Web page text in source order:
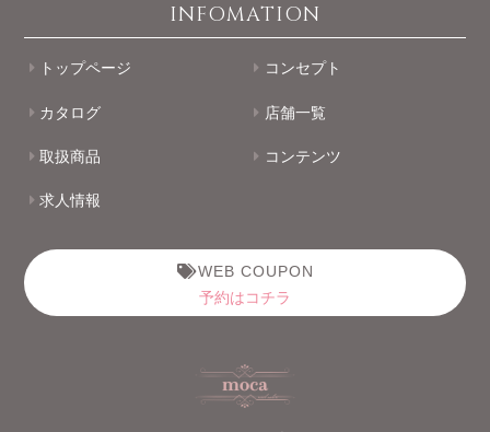
INFOMATION
トップページ コンセプト
カタログ 店舗一覧
取扱商品 コンテンツ
求人情報
WEB COUPON
予約はコチラ